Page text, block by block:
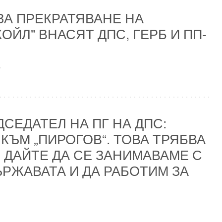
ПРЕКРАТЯВАНЕ НА
ВНАСЯТ ДПС, ГЕРБ И ПП-
НА ПГ НА ДПС:
„ПИРОГОВ“. ТОВА ТРЯБВА
ДА СЕ ЗАНИМАВАМЕ С
И ДА РАБОТИМ ЗА